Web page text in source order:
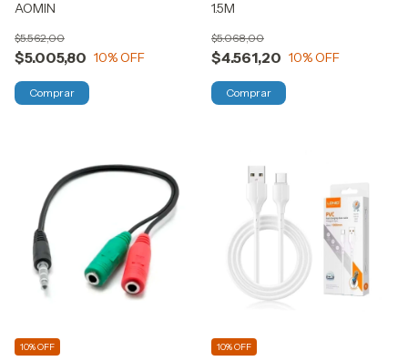
AOMIN
$5.005,80
$5.562,00
10% OFF
1.5M
$4.561,20
$5.068,00
10% OFF
10% OFF 10% OFF